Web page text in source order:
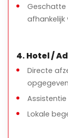
Geschatte
4. Hotel /
Directe
Lokale